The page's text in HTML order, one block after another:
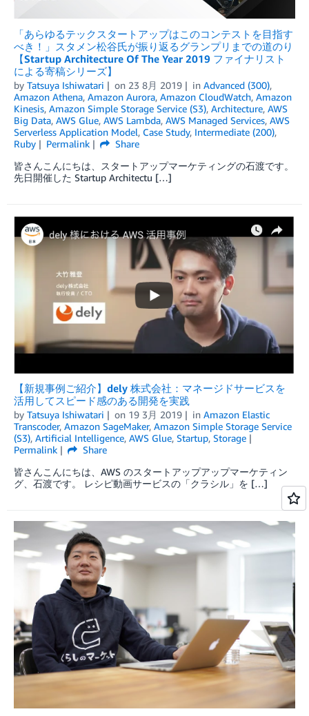
「あらゆるテックスタートアップはこのコンテストを目指す
べき！」スタメン松谷氏が振り返るグランプリまでの道のり
【Startup Architecture Of The Year 2019 ファイナリスト
による寄稿シリーズ】
by Tatsuya Ishiwatari on 23 8月 2019 in Advanced (300),
Amazon Athena, Amazon Aurora, Amazon CloudWatch, Amazon
Kinesis, Amazon Simple Storage Service (S3), Architecture, AWS
Big Data, AWS Glue, AWS Lambda, AWS Managed Services, AWS
Serverless Application Model, Case Study, Intermediate (200),
Ruby
Permalink
Share
皆さんこんにちは、スタートアップマーケティングの石渡です。
先日開催した Startup Architectu […]
【新規事例ご紹介】dely 株式会社：マネージドサービスを
活用してスピード感のある開発を実践
by Tatsuya Ishiwatari on 19 3月 2019 in Amazon Elastic
Transcoder, Amazon SageMaker, Amazon Simple Storage Service
(S3), Artificial Intelligence, AWS Glue, Startup, Storage
Permalink
Share
皆さんこんにちは、AWS のスタートアップアップマーケティン
グ、石渡です。 レシピ動画サービスの「クラシル」を […]